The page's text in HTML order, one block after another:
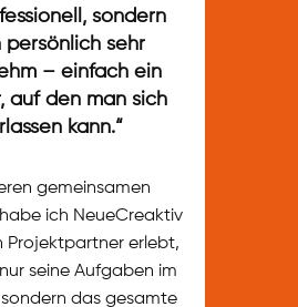
sondern
persönlich sehr
– einfach ein
auf den man sich
kann.“
gemeinsamen
ich NeueCreaktiv
Projektpartner erlebt,
seine Aufgaben im
das gesamte